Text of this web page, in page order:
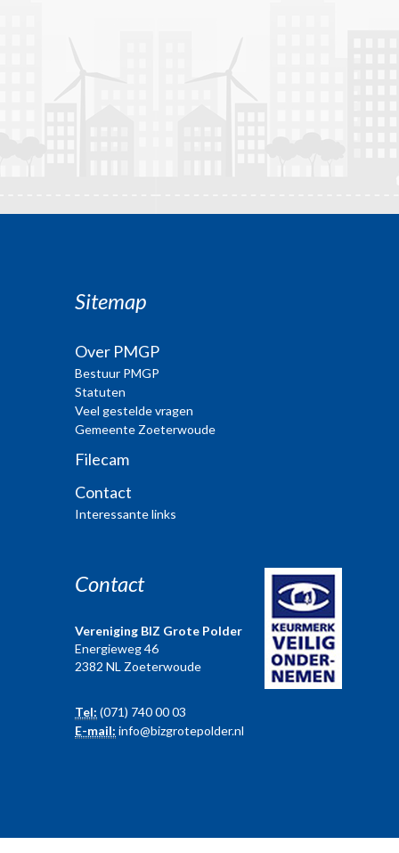
Sitemap
Over PMGP
Bestuur PMGP
Statuten
Veel gestelde vragen
Gemeente Zoeterwoude
Filecam
Contact
Interessante links
Contact
Vereniging BIZ Grote Polder
Energieweg 46
2382 NL Zoeterwoude
Tel: (071) 740 00 03
E-mail: info@bizgrotepolder.nl